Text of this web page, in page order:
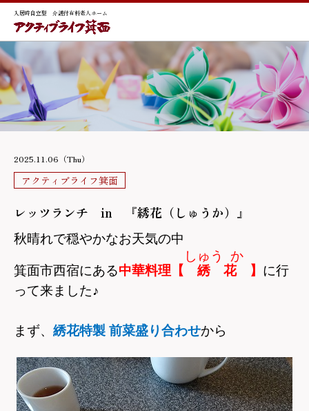
入居時自立型 介護付有料老人ホーム
2025.11.06（Thu）
アクティブライフ箕面
レッツランチ in 『綉花（しゅうか）』
秋晴れで穏やかなお天気の中
箕面市西宿にある中華料理【 綉
しゅう
花
か
】 に行
って来ました♪
まず、 綉花特製 前菜盛り合わせから